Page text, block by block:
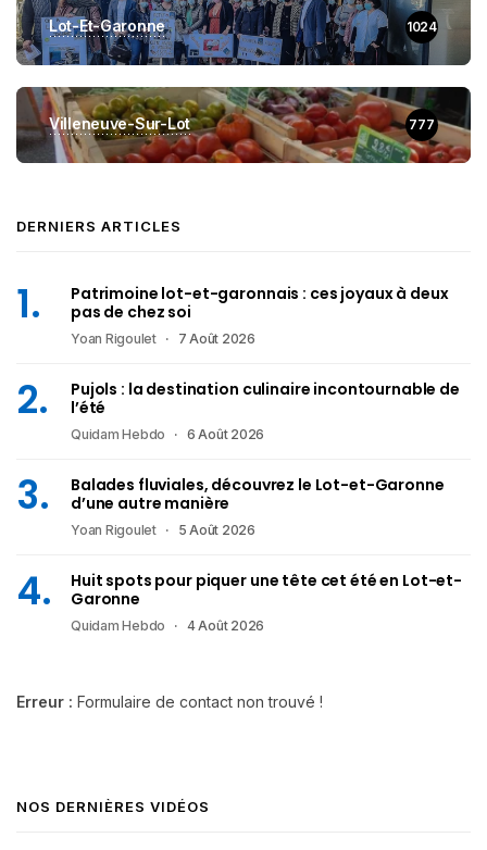
Lot-Et-Garonne 1024
Villeneuve-Sur-Lot 777
DERNIERS ARTICLES
Patrimoine lot-et-garonnais : ces joyaux à deux
pas de chez soi
Yoan Rigoulet 7 Août 2026
Pujols : la destination culinaire incontournable de
l’été
Quidam Hebdo 6 Août 2026
Balades fluviales, découvrez le Lot-et-Garonne
d’une autre manière
Yoan Rigoulet 5 Août 2026
Huit spots pour piquer une tête cet été en Lot-et-
Garonne
Quidam Hebdo 4 Août 2026
Erreur : Formulaire de contact non trouvé !
NOS DERNIÈRES VIDÉOS